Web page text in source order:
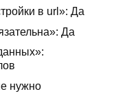
в url»: Да
Да
нужно